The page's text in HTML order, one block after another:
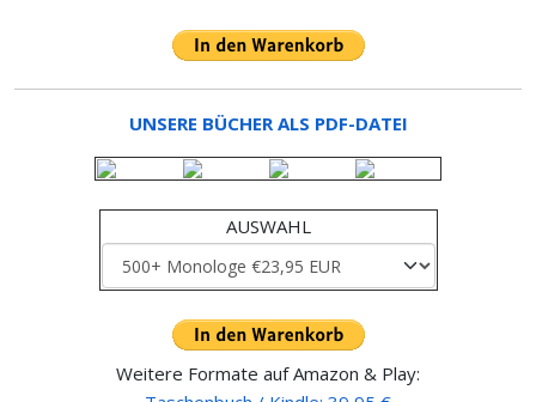
UNSERE BÜCHER ALS PDF-DATEI
AUSWAHL
Weitere Formate auf Amazon & Play: